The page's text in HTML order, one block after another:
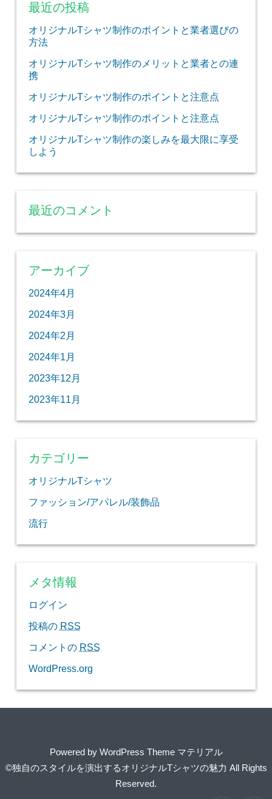
最近の投稿
オリジナルTシャツ制作のポイントと業者選びの
方法
オリジナルTシャツ制作のメリットと業者との連
携
オリジナルTシャツ制作のポイントと注意点
オリジナルTシャツ制作のポイントと注意点
オリジナルTシャツ制作の楽しみを最大限に享受
しよう
最近のコメント
アーカイブ
2024年4月
2024年3月
2024年2月
2024年1月
2023年12月
2023年11月
カテゴリー
オリジナルTシャツ
ファッション/アパレル/装飾品
流行
メタ情報
ログイン
投稿の RSS
コメントの RSS
WordPress.org
Powered by WordPress Theme マテリアル
©独自のスタイルを演出するオリジナルTシャツの魅力 All Rights
Reserved.